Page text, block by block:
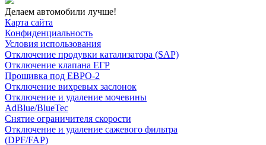
Делаем автомобили лучше!
Карта сайта
Конфиденциальность
Условия использования
Отключение продувки катализатора (SAP)
Отключение клапана ЕГР
Прошивка под ЕВРО-2
Отключение вихревых заслонок
Отключение и удаление мочевины
AdBlue/BlueTec
Снятие ограничителя скорости
Отключение и удаление сажевого фильтра
(DPF/FAP)